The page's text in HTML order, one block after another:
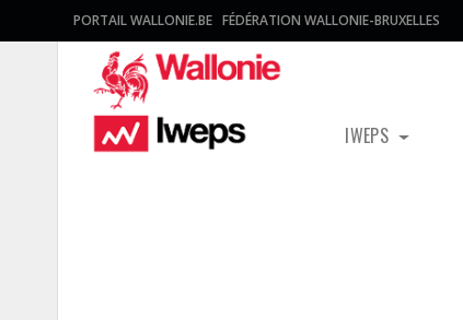
PORTAIL WALLONIE.BE FÉDÉRATION WALLONIE-BRUXELLES
IWEPS